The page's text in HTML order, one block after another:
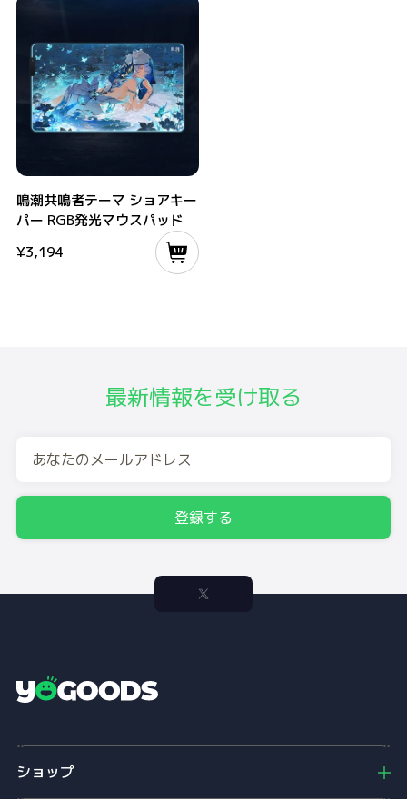
鳴潮共鳴者テーマ ショアキー
パー RGB発光マウスパッド
¥3,194
最新情報を受け取る
登録する
g
oショップ